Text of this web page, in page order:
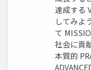
達成する
してみよ
て
社会に貢
本質的